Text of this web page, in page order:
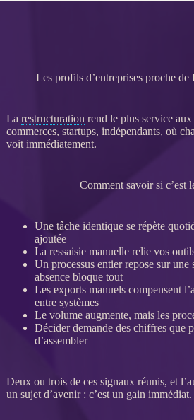
Les profils d’entreprises proche de
La restructuration rend le plus service
commerces, startups, indépendants, où
voit immédiatement.
Comment savoir si c’est
Une tâche identique se répète
ajoutée
La ressaisie manuelle relie vos
Un processusentier repose sur une
absence bloque tout
Les exportsmanuels compensent
entre systèmes
Le volume augmente, mais les
Décider demande des chiffres que
d’assembler
Deux ou trois de ces signaux réunis, et l’
un sujet d’avenir : c’est un gain immédiat.